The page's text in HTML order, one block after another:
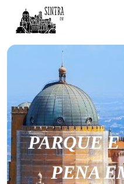
PARQUE
PENA